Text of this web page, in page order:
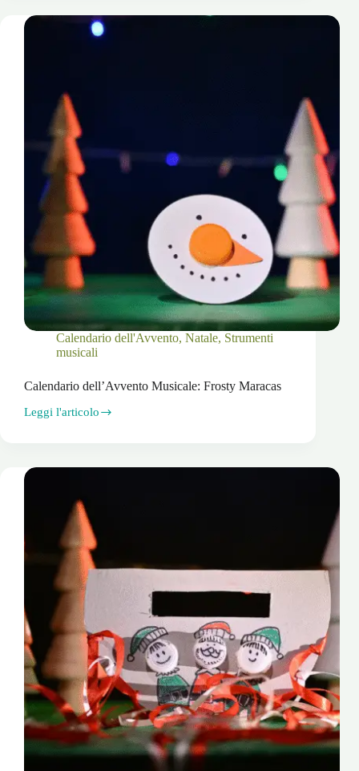
Clack
Calendario dell'Avvento, Natale, Strumenti
musicali
Calendario dell’Avvento Musicale: Frosty Maracas
Leggi l'articolo
Calendario
Maracas